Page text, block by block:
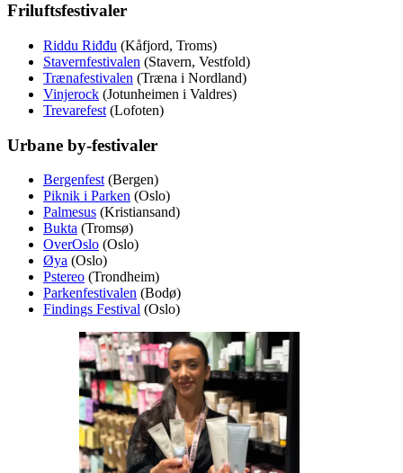
Friluftsfestivaler
Riddu Riđđu (Kåfjord, Troms)
Stavernfestivalen (Stavern, Vestfold)
Trænafestivalen (Træna i Nordland)
Vinjerock (Jotunheimen i Valdres)
Trevarefest (Lofoten)
Urbane by-festivaler
Bergenfest (Bergen)
Piknik i Parken (Oslo)
Palmesus (Kristiansand)
Bukta (Tromsø)
OverOslo (Oslo)
Øya (Oslo)
Pstereo (Trondheim)
Parkenfestivalen (Bodø)
Findings Festival (Oslo)